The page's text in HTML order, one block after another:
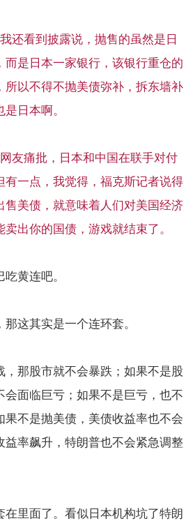
还看到披露说，抛售的虽然是日
而是日本一家银行，该银行重仓的
所以不得不抛美债弥补，拆东墙补
日本啊。
友痛批，日本和中国在联手对付
有一点，我觉得，福克斯记者说得
售美债，就意味着人们对美国经济
出你的国债，游戏就结束了。
黄连吧。
这其实是一个连环套。
，那股市就不会暴跌；如果不是股
会面临巨亏；如果不是巨亏，也不
果不是抛美债，美债收益率也不会
益率飙升，特朗普也不会紧急调整
在里面了。看似日本机构坑了特朗